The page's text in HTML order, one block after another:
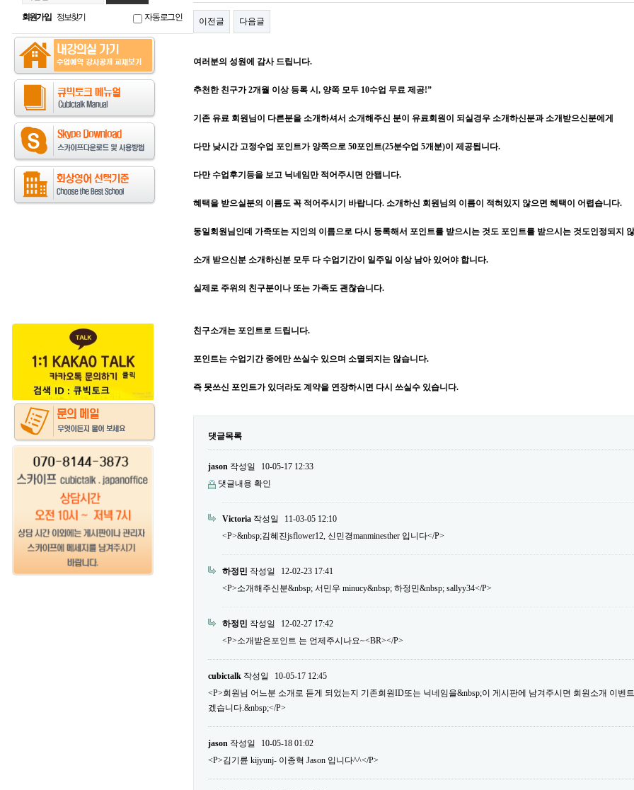
회원가입 정보찾기 자동로그인 이전글 다음글
여러분의 성원에 감사 드립니다.
추천한 친구가 2개월 이상 등록 시, 양쪽 모두 10수업 무료 제공!”
기존 유료 회원님이 다른분을 소개하셔서 소개해주신 분이 유료회원이 되실경우 소개하신분과 소개받으신분에게
다만 낮시간 고정수업 포인트가 양쪽으로 50포인트(25분수업 5개분)이 제공됩니다.
다만 수업후기등을 보고 닉네임만 적어주시면 안됍니다.
혜택을 받으실분의 이름도 꼭 적어주시기 바랍니다. 소개하신 회원님의 이름이 적혀있지 않으면 혜택이 어렵습니다.
동일회원님인데 가족또는 지인의 이름으로 다시 등록해서 포인트를 받으시는 것도 포인트를 받으시는 것도인정되지
소개 받으신분 소개하신분 모두 다 수업기간이 일주일 이상 남아 있어야 합니다.
실제로 주위의 친구분이나 또는 가족도 괜찮습니다.
친구소개는 포인트로 드립니다.
포인트는 수업기간 중에만 쓰실수 있으며 소멸되지는 않습니다.
즉 못쓰신 포인트가 있더라도 계약을 연장하시면 다시 쓰실수 있습니다.
댓글목록
jason 작성일
10-05-17 12:33
댓글내용 확인
Victoria 작성일
11-03-05 12:10
<P>&nbsp;김혜진jsflower12, 신민경manminesther 입니다</P>
하정민 작성일
12-02-23 17:41
<P>소개해주신분&nbsp; 서민우 minucy&nbsp; 하정민&nbsp; sallyy34</P>
하정민 작성일
12-02-27 17:42
<P>소개받은포인트 는 언제주시나요~<BR></P>
cubictalk 작성일
10-05-17 12:45
<P>회원님 어느분 소개로 듣게 되었는지 기존회원ID또는 닉네임을&nbsp;이 게시판에 남겨주시면 회원소개 이벤
겠습니다.&nbsp;</P>
jason 작성일
10-05-18 01:02
<P>김기륜 kijyunj- 이종혁 Jason 입니다^^</P>